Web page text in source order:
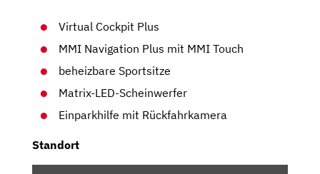
Virtual Cockpit Plus
MMI Navigation Plus mit MMI Touch
beheizbare Sportsitze
Matrix-LED-Scheinwerfer
Einparkhilfe mit Rückfahrkamera
Standort